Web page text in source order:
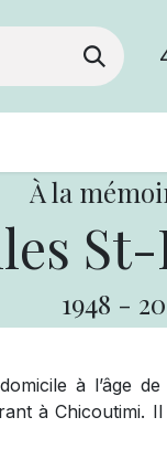
À la
1948 -
à l’âge
à Chicoutimi.